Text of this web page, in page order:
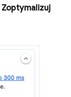
Zoptymalizuj